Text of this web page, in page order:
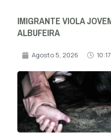
IMIGRANTE VIOLA
ALBUFEIRA
Agosto 5, 2026 10:17